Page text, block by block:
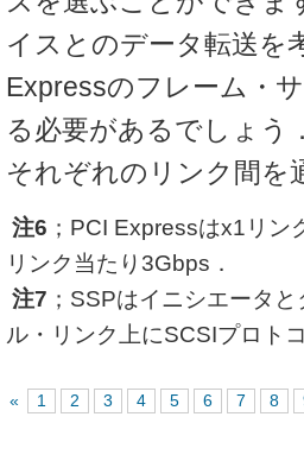
イスとのデータ転送を
Expressのフレーム・
る必要があるでしょう
それぞれのリンク間を
注6 ；PCI Expressはx1リ
リンク当たり3Gbps．
注7 ；SSPはイニシエータ
ル・リンク上にSCSIプロト
« 1 2 3 4 5 6 7 8